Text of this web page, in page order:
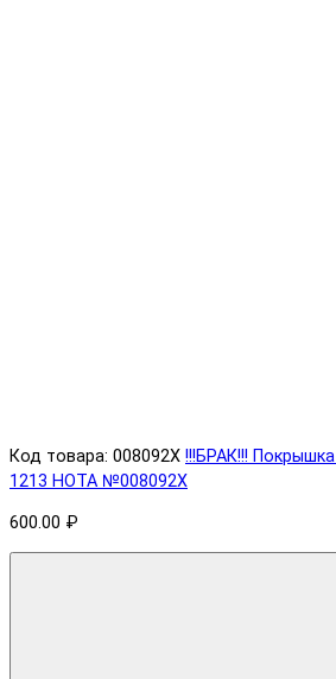
Код товара: 008092X !!!БРАК!!!
1213 HOTA №008092X
600.00 ₽